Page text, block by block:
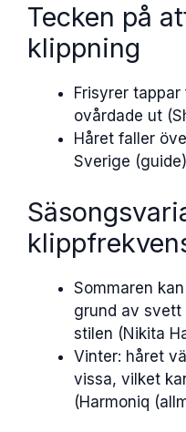
Tecken på
klippning
Frisyrer
ovårdade ut
Håret faller
Sverige
Sommaren
grund av svett
stilen (Nikita
Vinter: håret
vissa, vilket
(Harmoniq